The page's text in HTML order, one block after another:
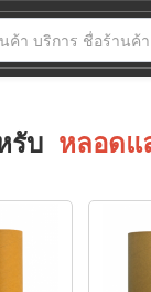
รับ หลอดแ